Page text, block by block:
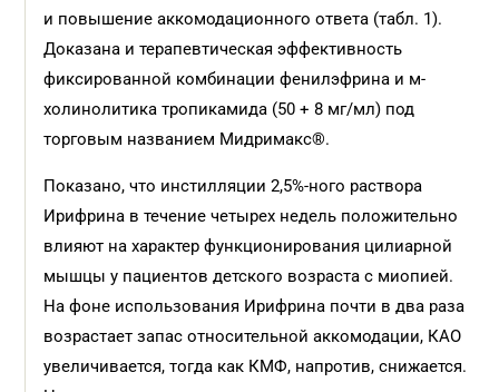
и повышение аккомодационного ответа (табл. 1).
Доказана и терапевтическая эффективность
фиксированной комбинации фенилэфрина и м-
холинолитика тропикамида (50 + 8 мг/мл) под
торговым названием Мидримакс®.
Показано, что инстилляции 2,5%-ного раствора
Ирифрина в течение четырех недель положительно
влияют на характер функционирования цилиарной
мышцы у пациентов детского возраста с миопией.
На фоне использования Ирифрина почти в два раза
возрастает запас относительной аккомодации, КАО
увеличивается, тогда как КМФ, напротив, снижается.